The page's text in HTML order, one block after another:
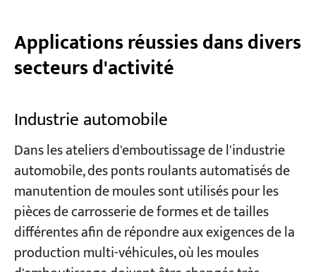
Applications réussies dans divers
secteurs d'activité
Industrie automobile
Dans les ateliers d'emboutissage de l'industrie
automobile, des ponts roulants automatisés de
manutention de moules sont utilisés pour les
pièces de carrosserie de formes et de tailles
différentes afin de répondre aux exigences de la
production multi-véhicules, où les moules